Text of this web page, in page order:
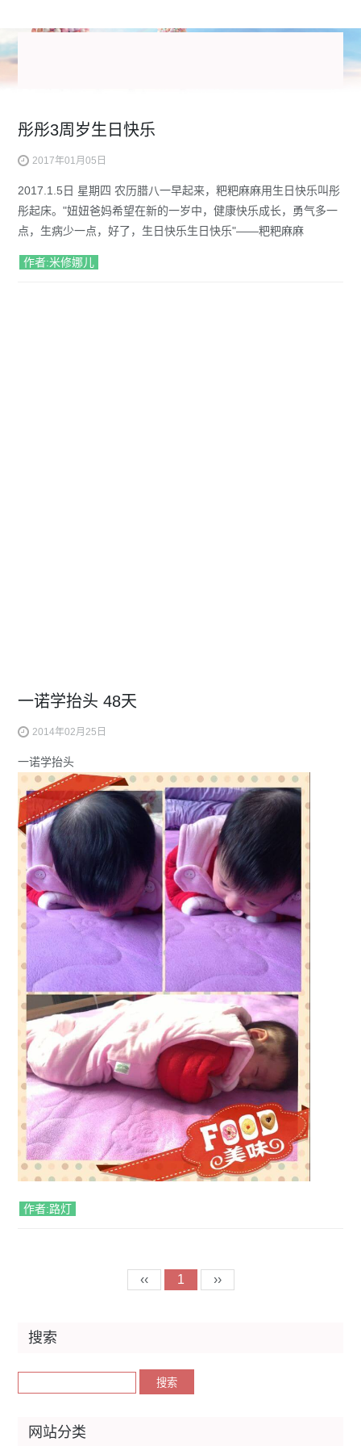
彤彤3周岁生日快乐
2017年01月05日
2017.1.5日 星期四 农历腊八一早起来，粑粑麻麻用生日快乐叫彤
彤起床。"妞妞爸妈希望在新的一岁中，健康快乐成长，勇气多一
点，生病少一点，好了，生日快乐生日快乐"——粑粑麻麻
作者:米修娜儿
一诺学抬头 48天
2014年02月25日
一诺学抬头
作者:路灯
‹‹ 1 ››
搜索
网站分类